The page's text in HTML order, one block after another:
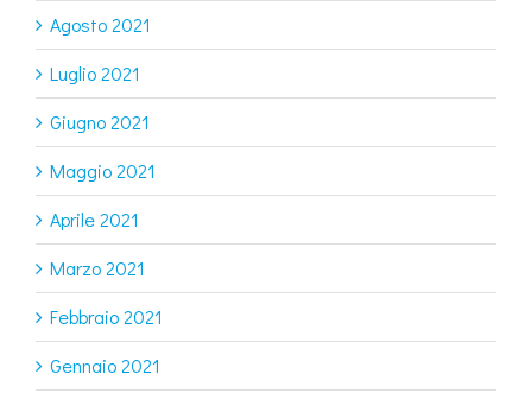
Agosto 2021
Luglio 2021
Giugno 2021
Maggio 2021
Aprile 2021
Marzo 2021
Febbraio 2021
Gennaio 2021